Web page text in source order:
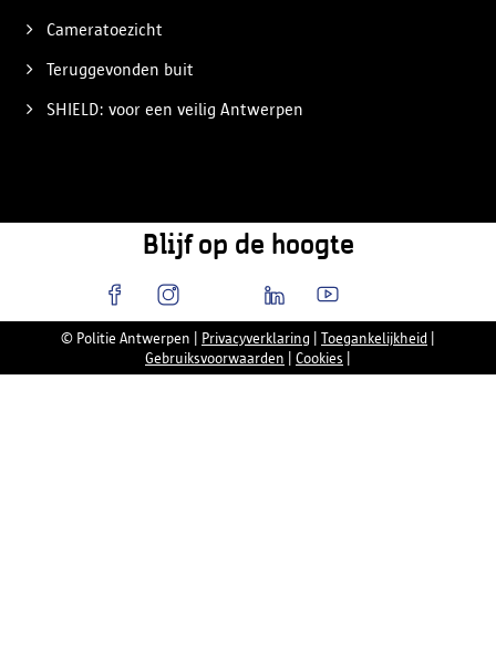
Cameratoezicht
Teruggevonden buit
SHIELD: voor een veilig Antwerpen
Blijf op de hoogte
© Politie Antwerpen Privacyverklaring Toegankelijkheid
Gebruiksvoorwaarden
Cookies